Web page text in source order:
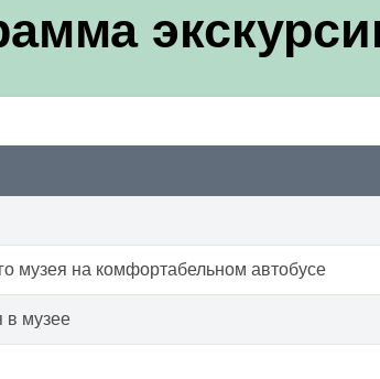
музея на комфортабельном автобусе
в музее